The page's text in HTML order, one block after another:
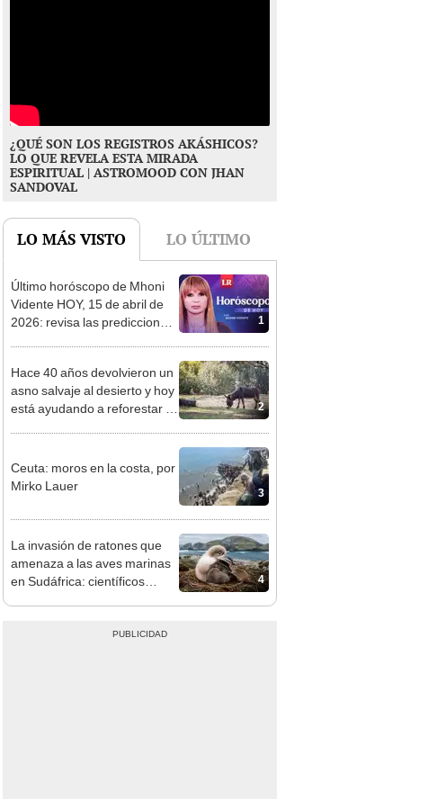
¿QUÉ SON LOS REGISTROS AKÁSHICOS?
LO QUE REVELA ESTA MIRADA
ESPIRITUAL | ASTROMOOD CON JHAN
SANDOVAL
LO MÁS VISTO LO ÚLTIMO
1
Último horóscopo de Mhoni
Vidente HOY, 15 de abril de
2026: revisa las predicciones
2
Hace 40 años devolvieron un
asno salvaje al desierto y hoy
está ayudando a reforestar el
3
Ceuta: moros en la costa, por
Mirko Lauer
4
La invasión de ratones que
amenaza a las aves marinas
en Sudáfrica: científicos